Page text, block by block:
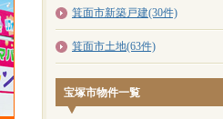
箕面市新築戸建(30件)
箕面市土地(63件)
宝塚市物件一覧